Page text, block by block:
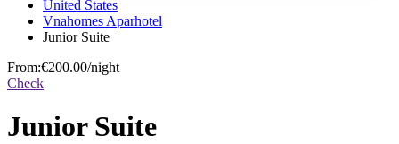
United States
Vnahomes Aparhotel
Junior Suite
From:€200.00/night
Check
Junior Suite